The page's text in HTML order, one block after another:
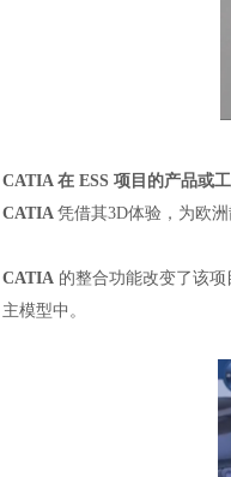
CATIA 在 ESS 项目的产品或
CATIA 凭借其3D体验，为欧
CATIA 的整合功能改变了该
主模型中。